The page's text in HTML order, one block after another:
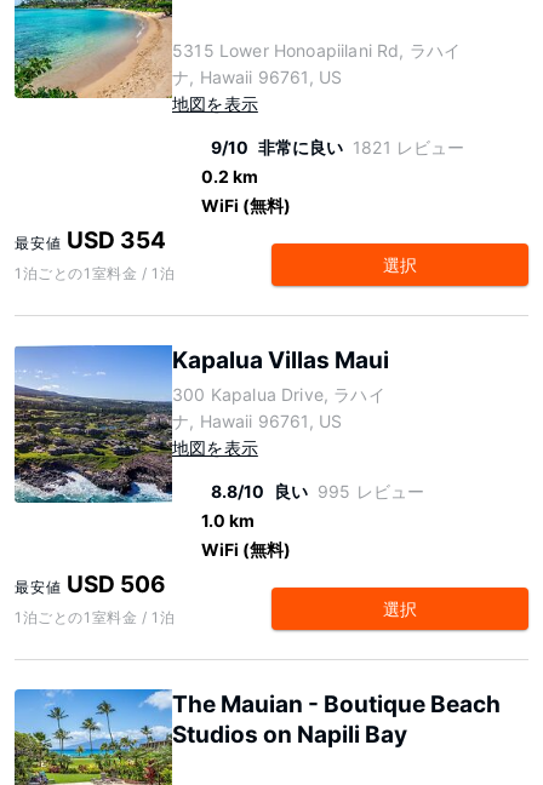
5315 Lower Honoapiilani Rd, ラハイ
ナ, Hawaii 96761, US
地図を表示
9/10 非常に良い 1821 レビュー
0.2 km
WiFi (無料)
最安値 USD 354
1泊ごとの1室料金 / 1泊 選択
Kapalua Villas Maui
300 Kapalua Drive, ラハイ
ナ, Hawaii 96761, US
地図を表示
8.8/10 良い 995 レビュー
1.0 km
WiFi (無料)
最安値 USD 506
1泊ごとの1室料金 / 1泊 選択
The Mauian - Boutique Beach
Studios on Napili Bay